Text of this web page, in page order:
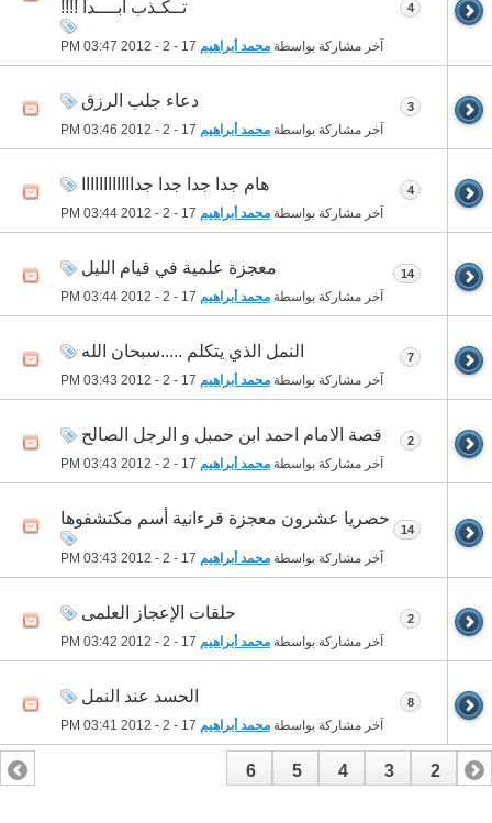
تــكـذب أبــــداً !!!!
آخر مشاركة بواسطة محمد أبراهيم 03:47 PM
4
دعاء جلب الرزق
آخر مشاركة بواسطة محمد أبراهيم 03:46 PM
3
هام جدا جدا جدا جداااااااااااا
آخر مشاركة بواسطة محمد أبراهيم 03:44 PM
4
معجزة علمية في قيام الليل
آخر مشاركة بواسطة محمد أبراهيم 03:44 PM
14
النمل الذي يتكلم .....سبحان الله
آخر مشاركة بواسطة محمد أبراهيم 03:43 PM
7
قصة الامام احمد ابن حمبل و الرجل الصالح
آخر مشاركة بواسطة محمد أبراهيم 03:43 PM
2
حصريا عشرون معجزة قرءانية أسم مكتشفوها
آخر مشاركة بواسطة محمد أبراهيم 03:43 PM
14
حلقات الإعجاز العلمى
آخر مشاركة بواسطة محمد أبراهيم 03:42 PM
2
الحسد عند النمل
آخر مشاركة بواسطة محمد أبراهيم 03:41 PM
8
1
2
3
4
5
6